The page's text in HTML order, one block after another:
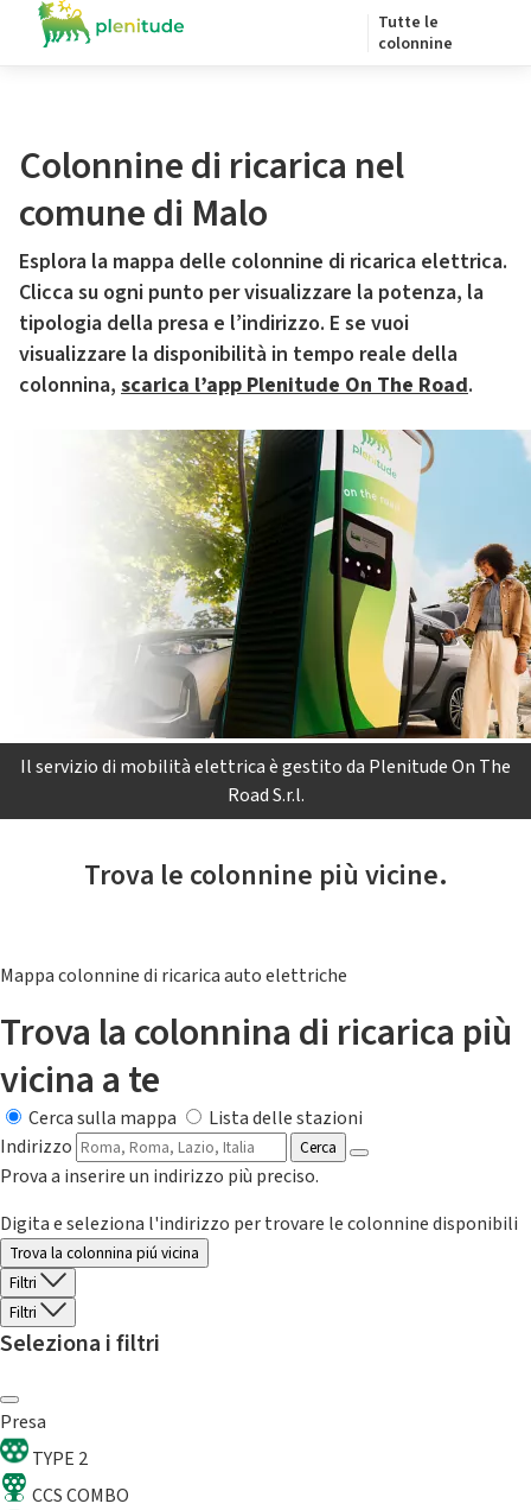
Tutte le
colonnine
Colonnine di ricarica nel
comune di Malo
Esplora la mappa delle colonnine di ricarica elettrica.
Clicca su ogni punto per visualizzare la potenza, la
tipologia della presa e l’indirizzo. E se vuoi
visualizzare la disponibilità in tempo reale della
colonnina, scarica l’app Plenitude On The Road.
Il servizio di mobilità elettrica è gestito da Plenitude On The
Road S.r.l.
Trova le colonnine più vicine.
Mappa colonnine di ricarica auto elettriche
Trova la colonnina di ricarica più
vicina a te
Cerca sulla mappa
Lista delle stazioni
Indirizzo
Cerca
Prova a inserire un indirizzo più preciso.
Digita e seleziona l'indirizzo per trovare le colonnine disponibili
Trova la colonnina piú vicina
Filtri
Filtri
Seleziona i filtri
Presa
TYPE 2
CCS COMBO